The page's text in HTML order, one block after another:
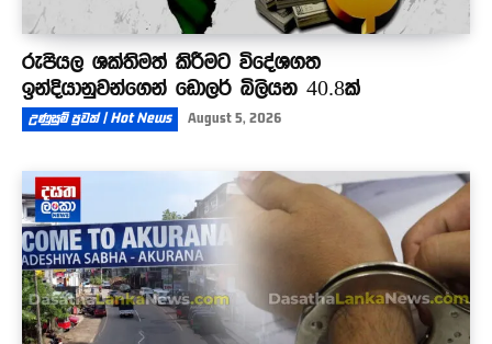
රුපියල ශක්තිමත් කිරීමට විදේශගත
ඉන්දියානුවන්ගෙන් ඩොලර් බිලියන 40.8ක්
උණුසුම් පුවත් | Hot News August 5, 2026